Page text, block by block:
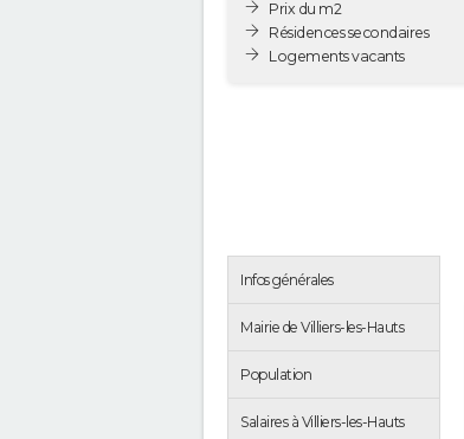
Prix du m2
Résidences secondaires
Logements vacants
Infos générales
Mairie de Villiers-les-Hauts
Population
Salaires à Villiers-les-Hauts